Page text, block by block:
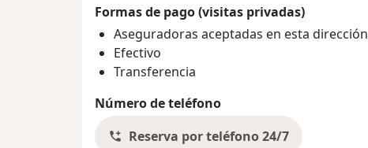
Formas de pago (visitas privadas)
Aseguradoras aceptadas en esta dirección
Efectivo
Transferencia
Número de teléfono
Reserva por teléfono 24/7